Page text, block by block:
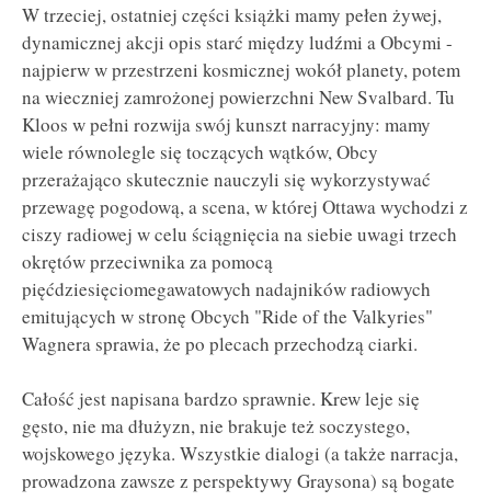
W trzeciej, ostatniej części książki mamy pełen żywej,
dynamicznej akcji opis starć między ludźmi a Obcymi -
najpierw w przestrzeni kosmicznej wokół planety, potem
na wieczniej zamrożonej powierzchni New Svalbard. Tu
Kloos w pełni rozwija swój kunszt narracyjny: mamy
wiele równolegle się toczących wątków, Obcy
przerażająco skutecznie nauczyli się wykorzystywać
przewagę pogodową, a scena, w której Ottawa wychodzi z
ciszy radiowej w celu ściągnięcia na siebie uwagi trzech
okrętów przeciwnika za pomocą
pięćdziesięciomegawatowych nadajników radiowych
emitujących w stronę Obcych "Ride of the Valkyries"
Wagnera sprawia, że po plecach przechodzą ciarki.
Całość jest napisana bardzo sprawnie. Krew leje się
gęsto, nie ma dłużyzn, nie brakuje też soczystego,
wojskowego języka. Wszystkie dialogi (a także narracja,
prowadzona zawsze z perspektywy Graysona) są bogate